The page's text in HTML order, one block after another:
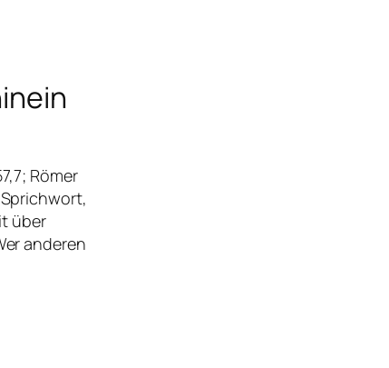
Römer
über
anderen